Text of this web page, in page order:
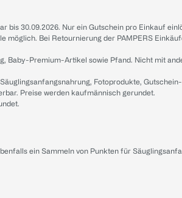
bis 30.09.2026. Nur ein Gutschein pro Einkauf
möglich. Bei Retournierung der PAMPERS
Baby-Premium-Artikel sowie Pfand. Nicht mit
Fotoprodukte,
Preise werden kaufmännisch gerundet.
ein Sammeln von Punkten für